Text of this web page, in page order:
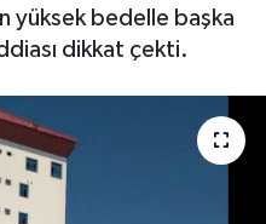
yüksek bedelle başka
dikkat çekti.